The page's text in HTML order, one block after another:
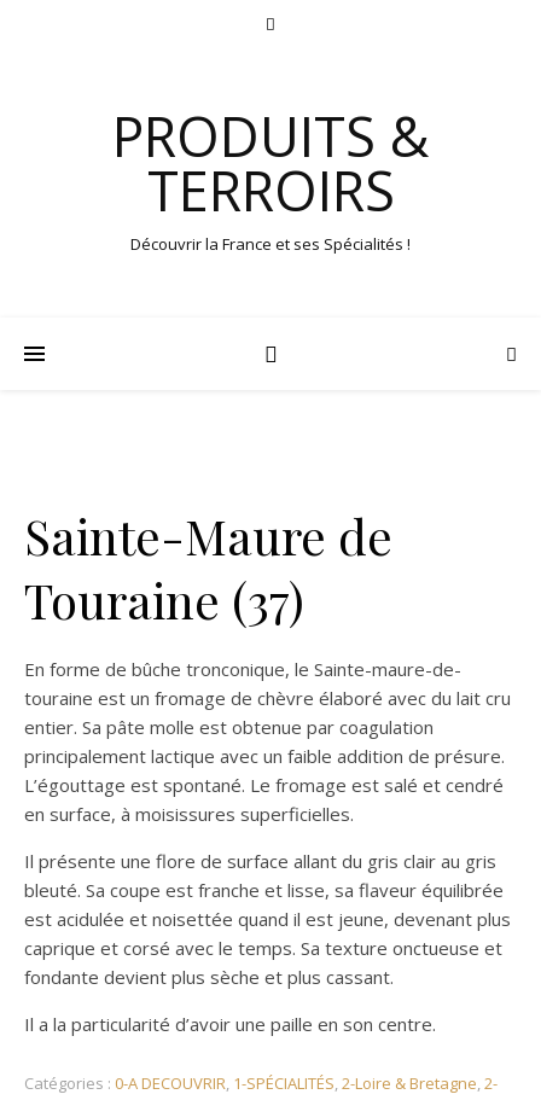
PRODUITS &
TERROIRS
Découvrir la France et ses Spécialités !
Sainte-Maure de
Touraine (37)
En forme de bûche tronconique, le Sainte-maure-de-
touraine est un fromage de chèvre élaboré avec du lait cru
entier. Sa pâte molle est obtenue par coagulation
principalement lactique avec un faible addition de présure.
L’égouttage est spontané. Le fromage est salé et cendré
en surface, à moisissures superficielles.
Il présente une flore de surface allant du gris clair au gris
bleuté. Sa coupe est franche et lisse, sa flaveur équilibrée
est acidulée et noisettée quand il est jeune, devenant plus
caprique et corsé avec le temps. Sa texture onctueuse et
fondante devient plus sèche et plus cassant.
Il a la particularité d’avoir une paille en son centre.
Catégories : 0-A DECOUVRIR, 1-SPÉCIALITÉS,2-Loire & Bretagne,2-